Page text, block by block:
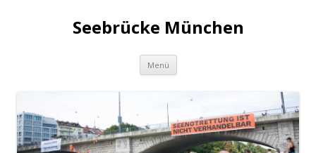
Seebrücke München
Menü Zum
springen